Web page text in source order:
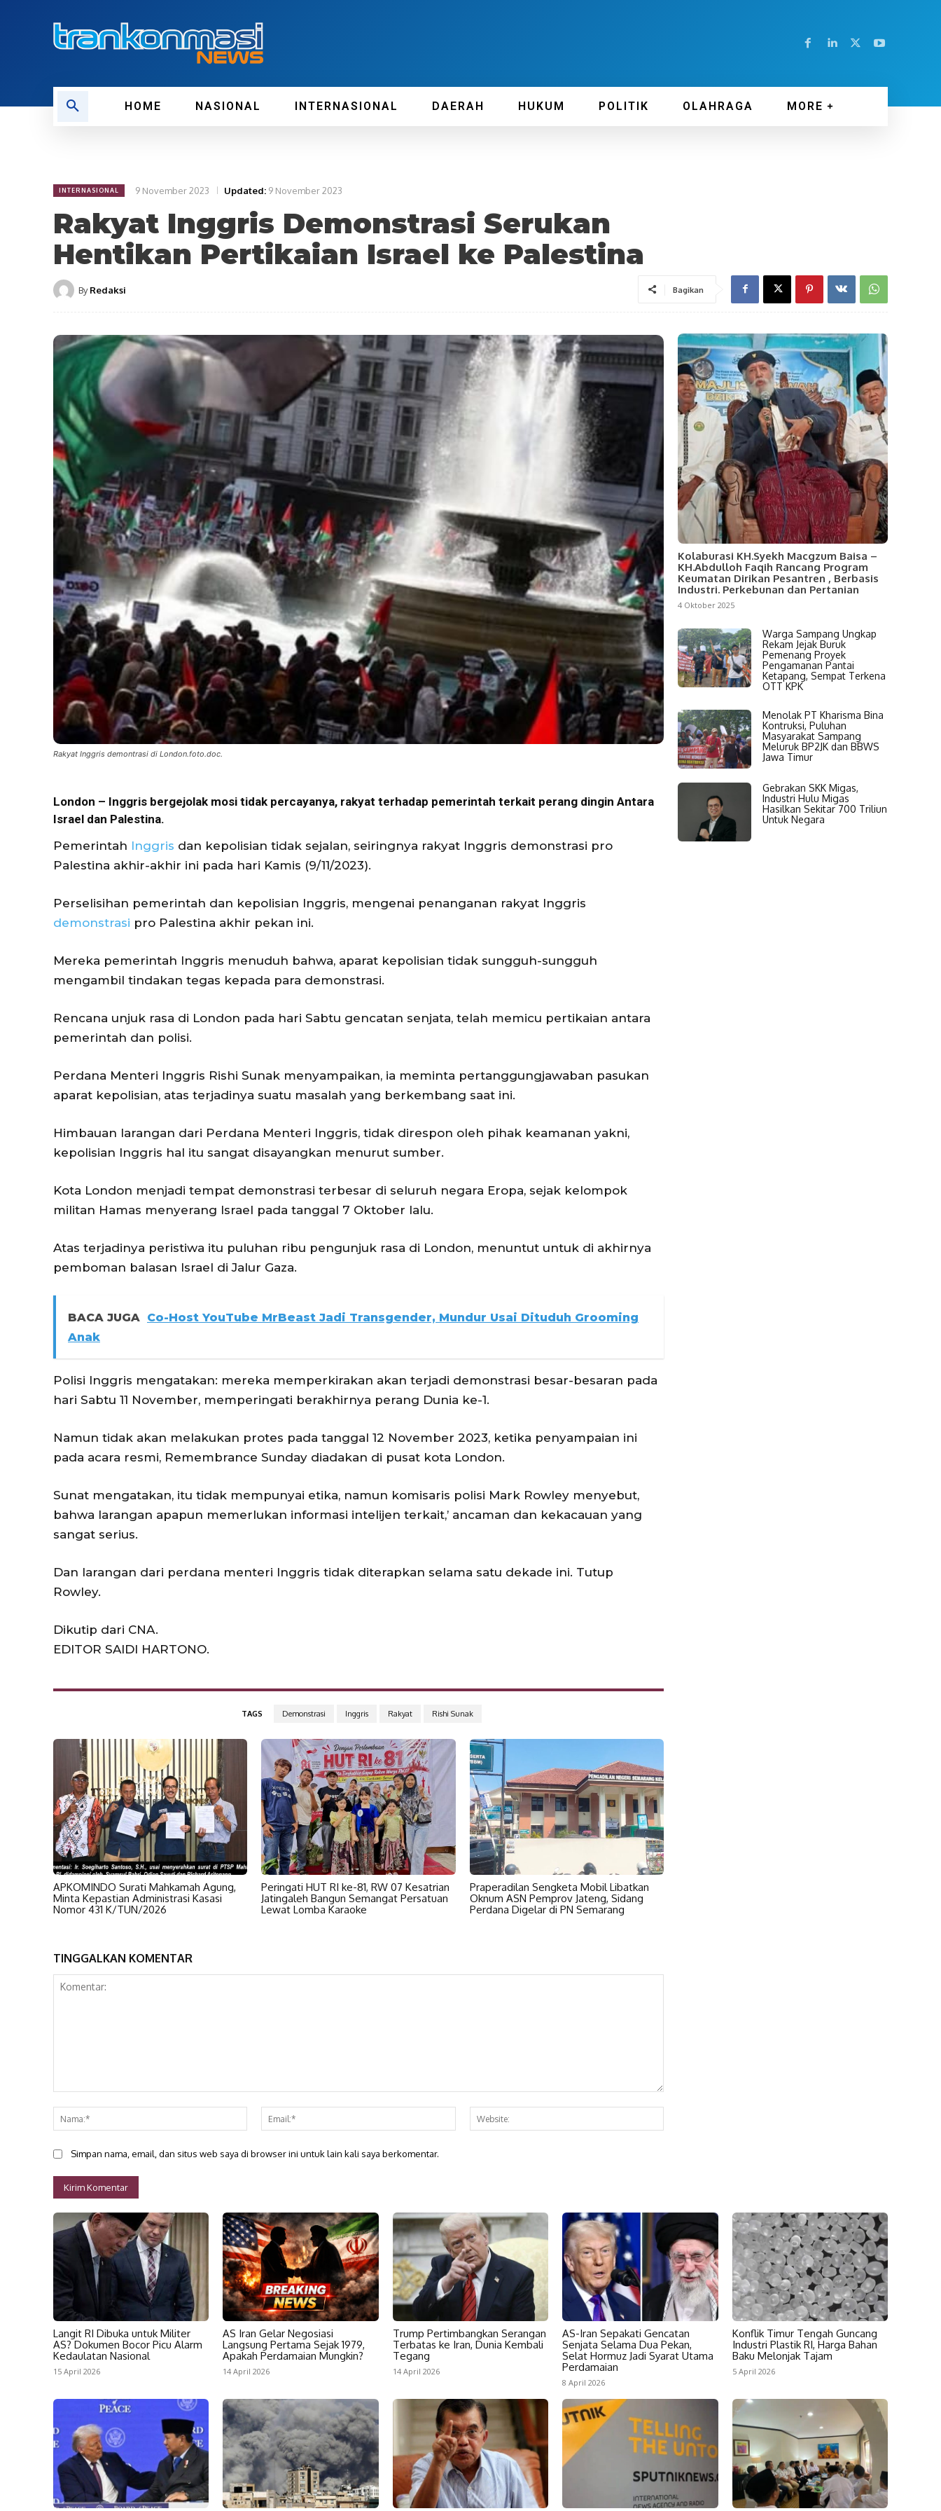
HOME NASIONAL INTERNASIONAL DAERAH HUKUM POLITIK OLAHRAGA MORE
INTERNASIONAL 9 November 2023 Updated: 9 November 2023
Rakyat Inggris Demonstrasi Serukan
Hentikan Pertikaian Israel ke Palestina
By Redaksi Bagikan
Rakyat Inggris demontrasi di London.foto.doc.
London – Inggris bergejolak mosi tidak percayanya, rakyat terhadap pemerintah terkait perang dingin Antara
Israel dan Palestina.
Pemerintah Inggris dan kepolisian tidak sejalan, seiringnya rakyat Inggris demonstrasi pro
Palestina akhir-akhir ini pada hari Kamis (9/11/2023).
Perselisihan pemerintah dan kepolisian Inggris, mengenai penanganan rakyat Inggris
demonstrasi pro Palestina akhir pekan ini.
Mereka pemerintah Inggris menuduh bahwa, aparat kepolisian tidak sungguh-sungguh
mengambil tindakan tegas kepada para demonstrasi.
Rencana unjuk rasa di London pada hari Sabtu gencatan senjata, telah memicu pertikaian antara
pemerintah dan polisi.
Perdana Menteri Inggris Rishi Sunak menyampaikan, ia meminta pertanggungjawaban pasukan
aparat kepolisian, atas terjadinya suatu masalah yang berkembang saat ini.
Himbauan larangan dari Perdana Menteri Inggris, tidak direspon oleh pihak keamanan yakni,
kepolisian Inggris hal itu sangat disayangkan menurut sumber.
Kota London menjadi tempat demonstrasi terbesar di seluruh negara Eropa, sejak kelompok
militan Hamas menyerang Israel pada tanggal 7 Oktober lalu.
Atas terjadinya peristiwa itu puluhan ribu pengunjuk rasa di London, menuntut untuk di akhirnya
pemboman balasan Israel di Jalur Gaza.
BACA JUGA Co-Host YouTube MrBeast Jadi Transgender, Mundur Usai Dituduh Grooming
Anak
Polisi Inggris mengatakan: mereka memperkirakan akan terjadi demonstrasi besar-besaran pada
hari Sabtu 11 November, memperingati berakhirnya perang Dunia ke-1.
Namun tidak akan melakukan protes pada tanggal 12 November 2023, ketika penyampaian ini
pada acara resmi, Remembrance Sunday diadakan di pusat kota London.
Sunat mengatakan, itu tidak mempunyai etika, namun komisaris polisi Mark Rowley menyebut,
bahwa larangan apapun memerlukan informasi intelijen terkait,’ ancaman dan kekacauan yang
sangat serius.
Dan larangan dari perdana menteri Inggris tidak diterapkan selama satu dekade ini. Tutup
Rowley.
Dikutip dari CNA.
EDITOR SAIDI HARTONO.
TAGS Demonstrasi Inggris Rakyat Rishi Sunak
APKOMINDO Surati Mahkamah Agung,
Minta Kepastian Administrasi Kasasi
Nomor 431 K/TUN/2026
Peringati HUT RI ke-81, RW 07 Kesatrian
Jatingaleh Bangun Semangat Persatuan
Lewat Lomba Karaoke
Praperadilan Sengketa Mobil Libatkan
Oknum ASN Pemprov Jateng, Sidang
Perdana Digelar di PN Semarang
TINGGALKAN KOMENTAR
Nama:*
Email:*
Simpan nama, email, dan situs web saya di browser ini untuk lain kali saya berkomentar.
Kolaburasi KH.Syekh Macgzum Baisa –
KH.Abdulloh Faqih Rancang Program
Keumatan Dirikan Pesantren , Berbasis
Industri. Perkebunan dan Pertanian
4 Oktober 2025
Warga Sampang Ungkap
Rekam Jejak Buruk
Pemenang Proyek
Pengamanan Pantai
Ketapang, Sempat Terkena
OTT KPK
Menolak PT Kharisma Bina
Kontruksi, Puluhan
Masyarakat Sampang
Meluruk BP2JK dan BBWS
Jawa Timur
Gebrakan SKK Migas,
Industri Hulu Migas
Hasilkan Sekitar 700 Triliun
Untuk Negara
Langit RI Dibuka untuk Militer
AS? Dokumen Bocor Picu Alarm
Kedaulatan Nasional
15 April 2026
AS Iran Gelar Negosiasi
Langsung Pertama Sejak 1979,
Apakah Perdamaian Mungkin?
14 April 2026
Trump Pertimbangkan Serangan
Terbatas ke Iran, Dunia Kembali
Tegang
14 April 2026
AS-Iran Sepakati Gencatan
Senjata Selama Dua Pekan,
Selat Hormuz Jadi Syarat Utama
Perdamaian
8 April 2026
Konflik Timur Tengah Guncang
Industri Plastik RI, Harga Bahan
Baku Melonjak Tajam
5 April 2026